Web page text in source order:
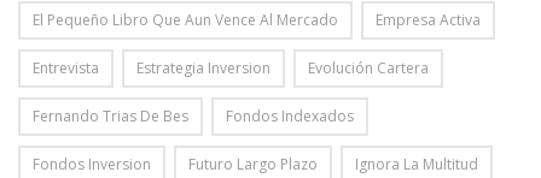
El Pequeño Libro Que Aun Vence Al Mercado Empresa Activa
Entrevista Estrategia Inversion Evolución Cartera
Fernando Trias De Bes Fondos Indexados
Fondos Inversion Futuro Largo Plazo Ignora La Multitud